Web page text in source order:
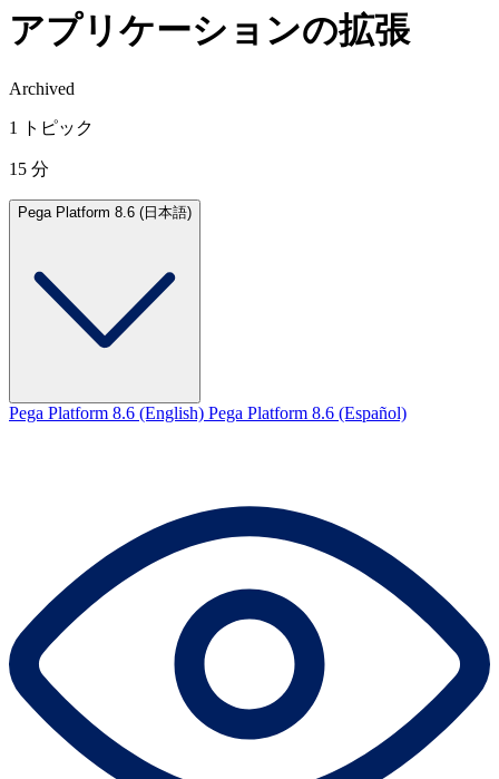
アプリケーションの拡張
Archived
1 トピック
15 分
Pega Platform 8.6 (日本語)
Pega Platform 8.6 (English) Pega Platform 8.6 (Español)